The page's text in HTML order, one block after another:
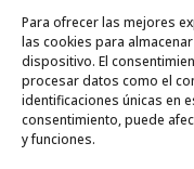
Para ofrecer las mejores
las cookies para
dispositivo. El
procesar datos como el
identificaciones únicas en
consentimiento, puede
y funciones.
consulta.